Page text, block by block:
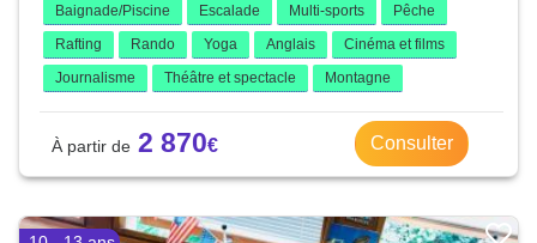
Baignade/Piscine
Escalade Multi-sports
Pêche
Rafting
Rando Yoga Anglais
Cinéma et films
Journalisme
Théâtre et spectacle Montagne
2 870 Consulter